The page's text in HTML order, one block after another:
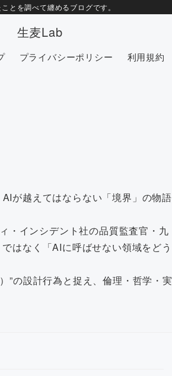
生麦Lab
とを調べて纏めるブログです。
プライバシーポリシー 利用規約
が越えてはならない「境界」の物語
・インシデント社の品質監査官・九
はなく「AIに呼ばせない領域をどう
の設計行為と捉え、倫理・哲学・実